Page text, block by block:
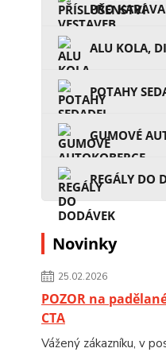
PRO
ALU KOLA,
POTAHY
GUMOVÉ
REGÁLY DO
Novinky
25.02.2026
POZOR na
CTA
Vážený zákazníku, v